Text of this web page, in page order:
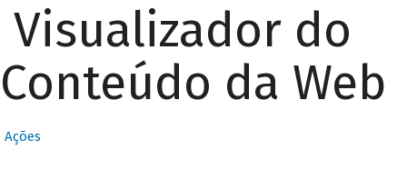
Visualizador do
Conteúdo da Web
Ações